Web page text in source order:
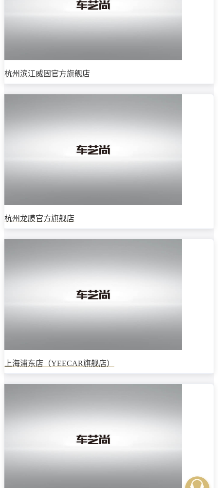
杭州滨江威固官方旗舰店
杭州龙膜官方旗舰店
上海浦东店（YEECAR旗舰店）